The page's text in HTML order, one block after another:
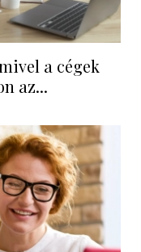
a cégek
az...